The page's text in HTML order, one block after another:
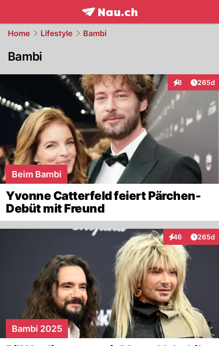
frontpage.NAU.ch
Home Lifestyle Bambi
Bambi
8
Interaktionen
265d
Beim Bambi
Yvonne Catterfeld feiert Pärchen-
Debüt mit Freund
46
Interaktionen
265d
Bambi 2025